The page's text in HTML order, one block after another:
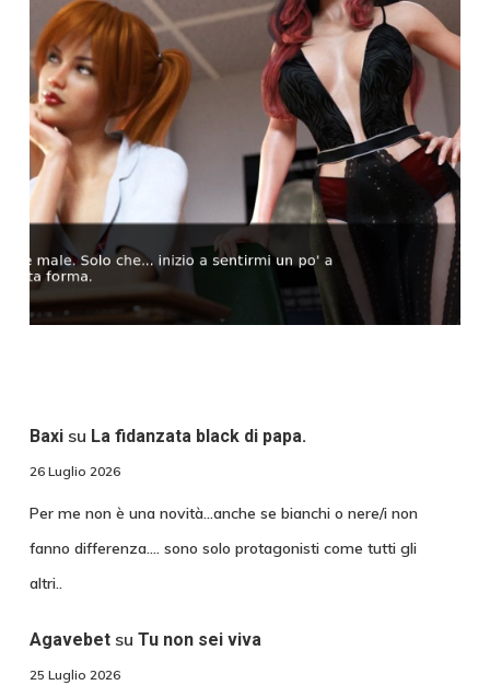
Baxisu La fidanzata black di papa.
26 Luglio 2026
Per me non è una novità...anche se bianchi o nere/i non
fanno differenza.... sono solo protagonisti come tutti gli
altri..
Agavebetsu Tu non sei viva
25 Luglio 2026